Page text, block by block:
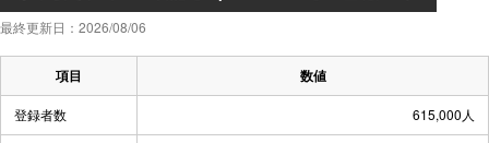
最終更新日：2026/08/06
項目 数値
登録者数 615,000人